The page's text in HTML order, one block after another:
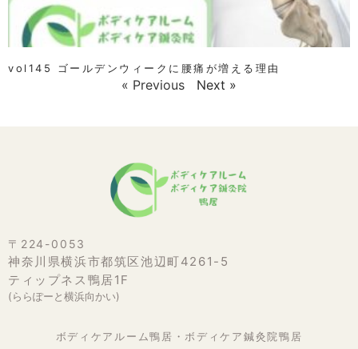
vol145 ゴールデンウィークに腰痛が増える理由
« Previous Next »
〒224-0053
神奈川県横浜市都筑区池辺町4261-5
ティップネス鴨居1F
(ららぽーと横浜向かい)
ボディケアルーム鴨居・ボディケア鍼灸院鴨居